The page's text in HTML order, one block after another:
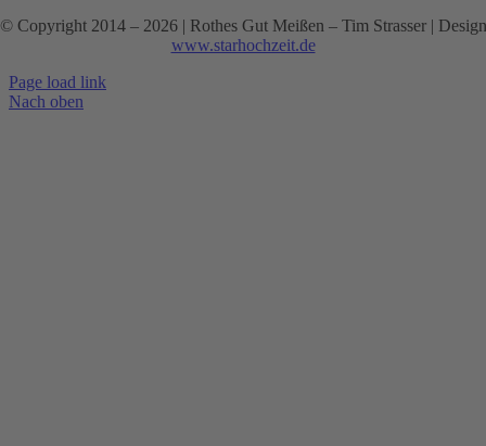
© Copyright 2014 – 2026 | Rothes Gut Meißen – Tim Strasser | Design
www.starhochzeit.de
Page load link
Nach oben